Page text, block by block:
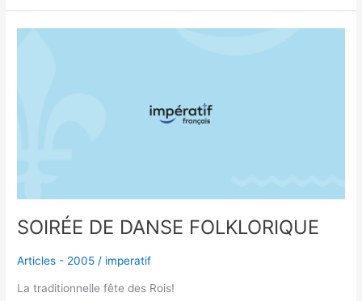
SOIRÉE DE DANSE FOLKLORIQUE
Articles - 2005 / imperatif
La traditionnelle fête des Rois!